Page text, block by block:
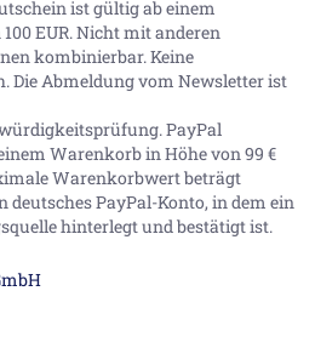
ist gültig ab einem
EUR. Nicht mit anderen
kombinierbar. Keine
Die Abmeldung vom Newsletter ist
PayPal
Warenkorb in Höhe von99 €
Warenkorbwert beträgt
deutsches PayPal-Konto, in dem ein
hinterlegt und bestätigt ist.